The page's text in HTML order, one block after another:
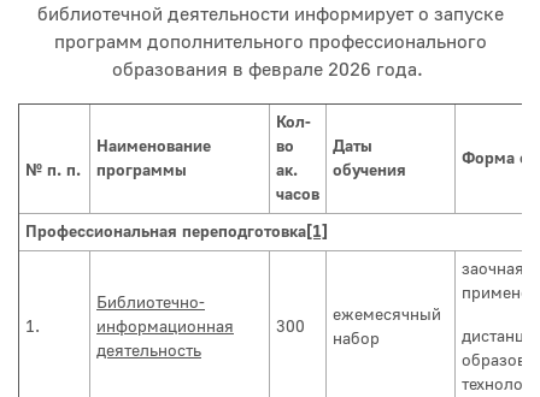
библиотечной деятельности информирует о запуске
программ дополнительного профессионального
образования в феврале 2026 года.
№ п. п.
Наименование
программы
Кол-
во
ак.
часов
Даты
обучения
Форма
Профессиональная переподготовка[1]
1.
Библиотечно-
информационная
деятельность
300
ежемесячный
набор
заочная с